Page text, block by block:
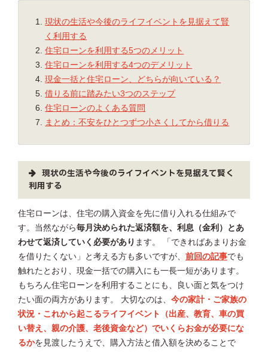
現状の生活や今後のライフイベントを見据えて賢
く利用する
住宅ローンを利用する5つのメリット
住宅ローンを利用する4つのデメリット
現金一括と住宅ローン、どちらが向いている？
借りる前に踏みたい3つのステップ
住宅ローンのよくある質問
まとめ：不安をひとつずつ小さくしてから借りる
現状の生活や今後のライフイベントを見据えて賢く
利用する
住宅ローンは、住宅の購入資金を先に借り入れる仕組みで
す。当然ながら毎月決められた返済額を、利息（金利）とあ
わせて返済していく必要があり ます。 「できればあまりお金
を借りたくない」と考える方も多いですが、 前回の記事でも
触れたとおり、現金一括での購入にも一長一短があります。
もちろん住宅ローンを利用することにも、良い面と気をつけ
たい面の両方があります。 大切なのは、 今の家計・ご家族の
状況・これから起こるライフイベント（出産、教育、車の買
い替え、親の介護、老後資金など）でいくらお金が必要にな
るかを見渡したうえで、購入方法と借入額を決めることで